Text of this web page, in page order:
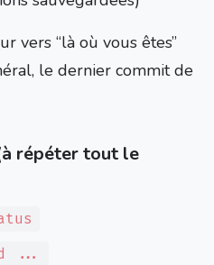
vers “là où vous êtes”
le dernier commit de
répéter tout le
...